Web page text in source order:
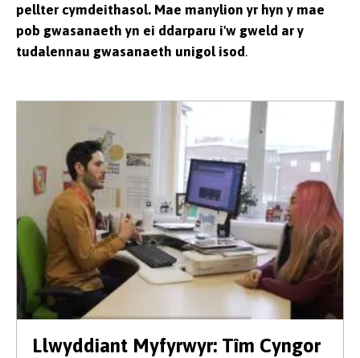
pellter cymdeithasol. Mae manylion yr hyn y mae
pob gwasanaeth yn ei ddarparu i'w gweld ar y
tudalennau gwasanaeth unigol isod.
Llwyddiant Myfyrwyr: Tîm Cyngor